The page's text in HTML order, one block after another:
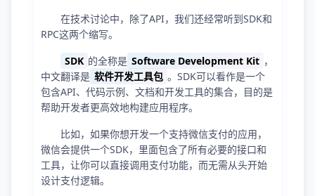
在技术讨论中，除了API，我们还经常听到SDK和
RPC这两个缩写。
SDK 的全称是 Software Development Kit ，
中文翻译是 软件开发工具包 。SDK可以看作是一个
包含API、代码示例、文档和开发工具的集合，目的是
帮助开发者更高效地构建应用程序。
比如，如果你想开发一个支持微信支付的应用，
微信会提供一个SDK，里面包含了所有必要的接口和
工具，让你可以直接调用支付功能，而无需从头开始
设计支付逻辑。